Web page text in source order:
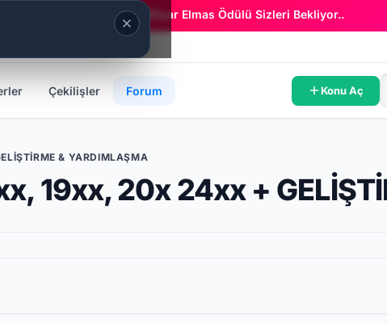
Era Online - 2 Milyar Elmas Ödülü Sizleri Bekliyor..
Çekilişler Forum Konu Aç
& YARDIMLAŞMA
19xx, 20x 24xx +